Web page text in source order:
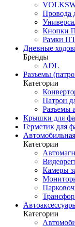
Провода
Кнопки
Рамки
Дневные
Бренды
ADL
Разъемы
Категории
Патрон
Разъемы
Крышки для
Герметик для
Категории
Камеры
Категории